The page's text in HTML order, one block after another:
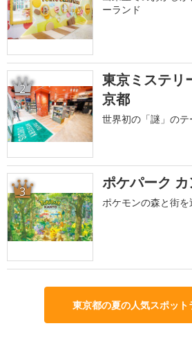
ーランド
2
東京ミステリ
京都
世界初の「謎」のテ
3 ポケパーク
ポケモンの森と街
東京都の夏の人気スポット